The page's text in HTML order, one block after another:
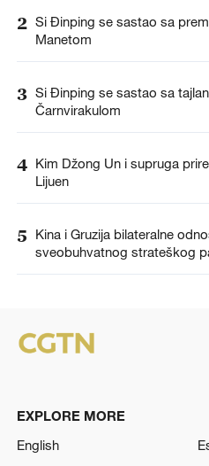
2 Si Đinping se sastao sa
Manetom
3 Si Đinping se sastao sa
Čarnvirakulom
4 Kim Džong Un i supruga
Lijuen
5
Kina i Gruzija bilateralne
sveobuhvatnog strateškog
EXPLORE MORE
English